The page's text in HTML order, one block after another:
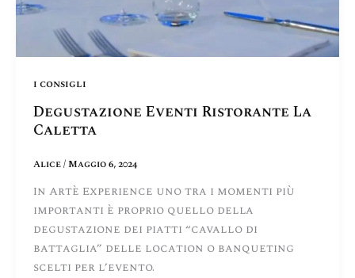
i consigli
Degustazione Eventi Ristorante La
Caletta
Alice/Maggio 6, 2024
In Artè Experience uno tra i momenti più
importanti è proprio quello della
degustazione dei piatti “cavallo di
battaglia” delle location o banqueting
scelti per l’evento.